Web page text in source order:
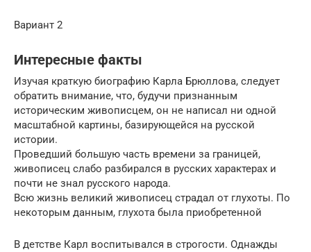
Вариант 2
Интересные факты
Изучая краткую биографию Карла Брюллова, следует
обратить внимание, что, будучи признанным
историческим живописцем, он не написал ни одной
масштабной картины, базирующейся на русской
истории.
Проведший большую часть времени за границей,
живописец слабо разбирался в русских характерах и
почти не знал русского народа.
Всю жизнь великий живописец страдал от глухоты. По
некоторым данным, глухота была приобретенной
В детстве Карл воспитывался в строгости. Однажды